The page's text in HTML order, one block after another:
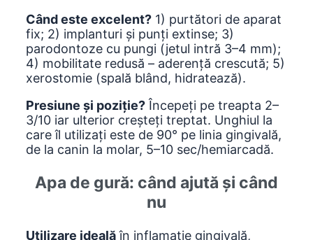
Când este excelent? 1) purtători de aparat
fix; 2) implanturi și punți extinse; 3)
parodontoze cu pungi (jetul intră 3–4 mm);
4) mobilitate redusă – aderență crescută; 5)
xerostomie (spală blând, hidratează).
Presiune și poziție?Începeți pe treapta 2–
3/10 iar ulterior creșteți treptat. Unghiul la
care îl utilizați este de 90° pe linia gingivală,
de la canin la molar, 5–10 sec/hemiarcadă.
Apa de gură: când ajută și când
nu
Utilizare idealăîn inflamație gingivală,